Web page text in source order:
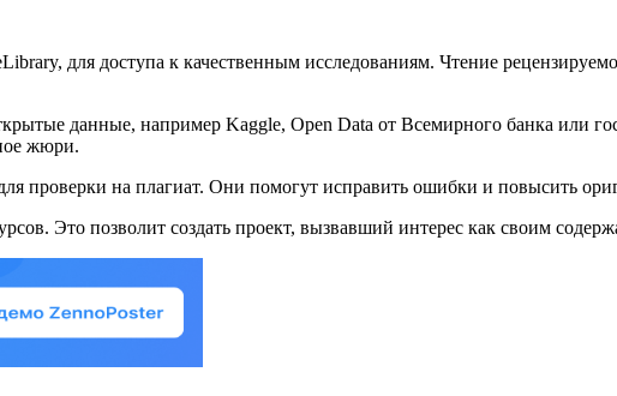
для доступа к качественным исследованиям. Чтение
данные, например Kaggle, Open Data от Всемирного банка или
жюри.
проверки на плагиат. Они помогут исправить ошибки и повысить
Это позволит создать проект, вызвавший интерес как своим